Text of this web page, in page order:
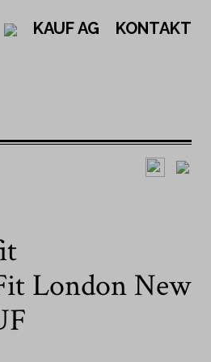
KAUF AG KONTAKT
Hemden
Hemden
Hemden
Hemden - Jacob Kauf
Kragen
Kragen
London New